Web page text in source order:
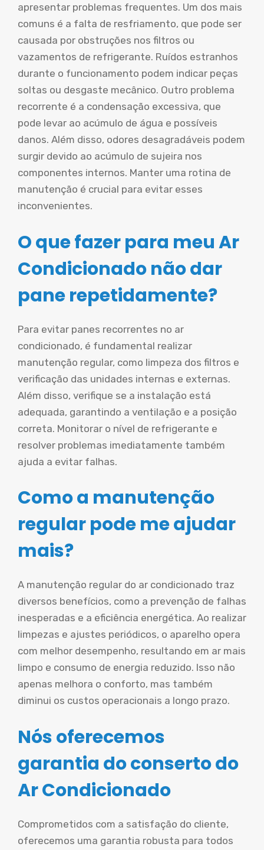
apresentar problemas frequentes. Um dos mais
comuns é a falta de resfriamento, que pode ser
causada por obstruções nos filtros ou
vazamentos de refrigerante. Ruídos estranhos
durante o funcionamento podem indicar peças
soltas ou desgaste mecânico. Outro problema
recorrente é a condensação excessiva, que
pode levar ao acúmulo de água e possíveis
danos. Além disso, odores desagradáveis podem
surgir devido ao acúmulo de sujeira nos
componentes internos. Manter uma rotina de
manutenção é crucial para evitar esses
inconvenientes.
O que fazer para meu Ar
Condicionado não dar
pane repetidamente?
Para evitar panes recorrentes no ar
condicionado, é fundamental realizar
manutenção regular, como limpeza dos filtros e
verificação das unidades internas e externas.
Além disso, verifique se a instalação está
adequada, garantindo a ventilação e a posição
correta. Monitorar o nível de refrigerante e
resolver problemas imediatamente também
ajuda a evitar falhas.
Como a manutenção
regular pode me ajudar
mais?
A manutenção regular do ar condicionado traz
diversos benefícios, como a prevenção de falhas
inesperadas e a eficiência energética. Ao realizar
limpezas e ajustes periódicos, o aparelho opera
com melhor desempenho, resultando em ar mais
limpo e consumo de energia reduzido. Isso não
apenas melhora o conforto, mas também
diminui os custos operacionais a longo prazo.
Nós oferecemos
garantia do conserto do
Ar Condicionado
Comprometidos com a satisfação do cliente,
oferecemos uma garantia robusta para todos